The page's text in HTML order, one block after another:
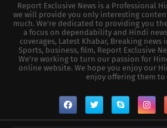
Report Exclusive News is a Professional
we will provide you only interesting
much. We're dedicated to providing you
a focus on dependability and Hindi
coverages, Latest Khabar, Breaking
Sports, business, film, Report Exclusive
We're working to turn our passion for
online website. We hope you enjoy our
enjoy offering them to